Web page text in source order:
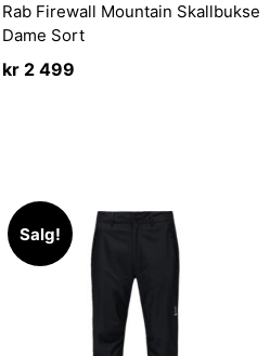
Rab Firewall Mountain Skallbukse
Dame Sort
kr2 499
Salg!